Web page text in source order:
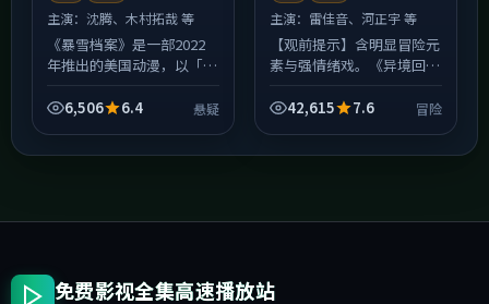
主演：沈腾、木村拓哉 等
《暴雪档案》是一部2022
年推出的美国动漫，以「悬
歌擅长用镜头堆叠情绪而非
6,506 6.4 悬疑
主演： 雷佳音、河正宇 等
【观前提示】含明显冒险元
素与强情绪戏。《异境回
埋设的伏笔会在中后段集中
42,615 7.6 冒险
免费影视全集高速播放站